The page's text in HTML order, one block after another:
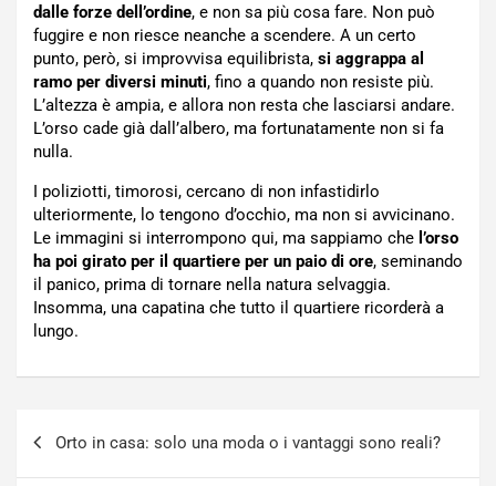
dalle forze dell’ordine, e non sa più cosa fare. Non può
fuggire e non riesce neanche a scendere. A un certo
punto, però, si improvvisa equilibrista, si aggrappa al
ramo per diversi minuti, fino a quando non resiste più.
L’altezza è ampia, e allora non resta che lasciarsi andare.
L’orso cade già dall’albero, ma fortunatamente non si fa
nulla.
I poliziotti, timorosi, cercano di non infastidirlo
ulteriormente, lo tengono d’occhio, ma non si avvicinano.
Le immagini si interrompono qui, ma sappiamo che l’orso
ha poi girato per il quartiere per un paio di ore, seminando
il panico, prima di tornare nella natura selvaggia.
Insomma, una capatina che tutto il quartiere ricorderà a
lungo.
Orto in casa: solo una moda o i vantaggi sono reali?